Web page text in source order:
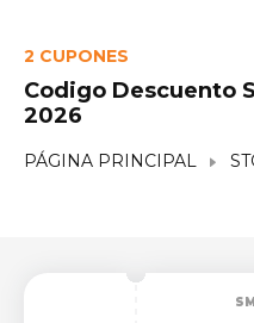
2 CUPONES
Codigo Descuento
2026
PÁGINA PRINCIPAL